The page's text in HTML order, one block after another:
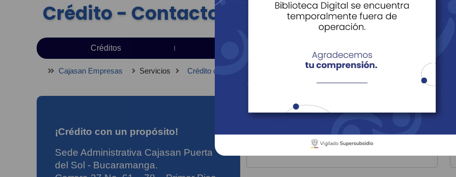
Crédito - Contacto
Créditos
Cajasan Empresas Servicios Crédito con proposito
¡Crédito con un propósito!
Sede Administrativa Cajasan Puerta
del Sol - Bucaramanga.
Para nosotros es un gusto poder atender tus
un asesor se comunicará contigo en la
Número de documento (*)